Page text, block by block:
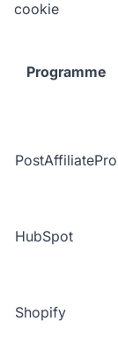
cookie
Programme
PostAffiliatePro
HubSpot
Shopify